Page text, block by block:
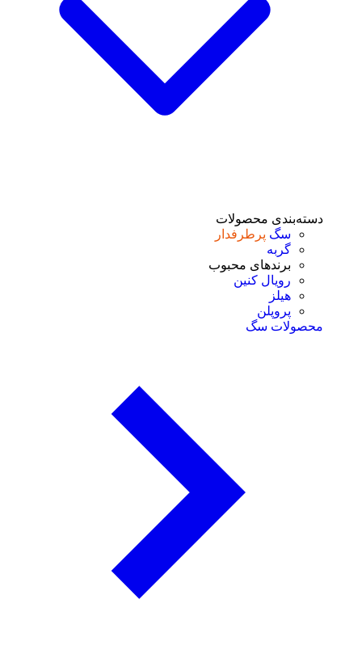
دسته‌بندی محصولات
سگ پرطرفدار
گربه
برندهای محبوب
رویال کنین
هیلز
پروپلن
محصولات سگ